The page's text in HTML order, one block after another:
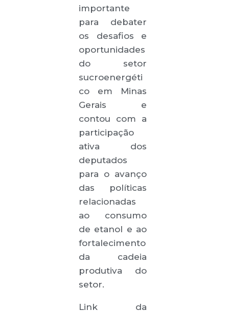
importante
para debater
os desafios e
oportunidades
do setor
sucroenergéti
co em Minas
Gerais e
contou com a
participação
ativa dos
deputados
para o avanço
das políticas
relacionadas
ao consumo
de etanol e ao
fortalecimento
da cadeia
produtiva do
setor.
Link da